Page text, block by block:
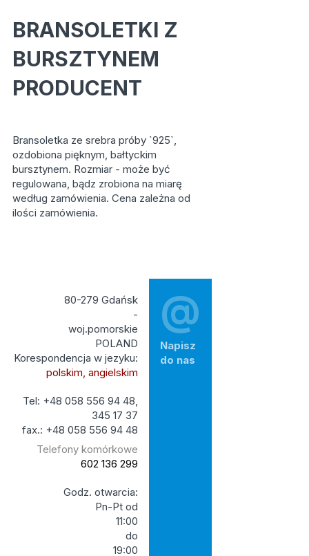
BRANSOLETKI Z
BURSZTYNEM
PRODUCENT
Bransoletka ze srebra próby `925`,
ozdobiona pięknym, bałtyckim
bursztynem. Rozmiar - może być
regulowana, bądz zrobiona na miarę
według zamówienia. Cena zależna od
ilości zamówienia.
80-279 Gdańsk
-
woj.pomorskie
POLAND
Korespondencja w jezyku:
polskim, angielskim
Tel: +48 058 556 94 48,
345 17 37
fax.: +48 058 556 94 48
Telefony komórkowe
602 136 299
Godz. otwarcia:
Pn-Pt od
11:00
do
19:00
@
Napisz
do nas